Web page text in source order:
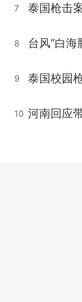
7
8
9 泰国校园
10